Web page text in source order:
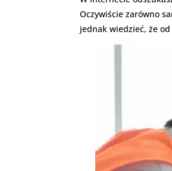
Oczywiście zarówno
jednak wiedzieć, że